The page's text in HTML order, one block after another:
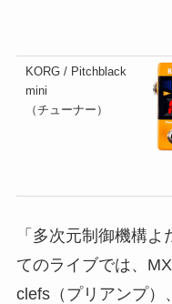
KORG / Pitchblack
mini
（チューナー）
「多次元制御機構
てのライブでは、
clefs（プリアンプ）